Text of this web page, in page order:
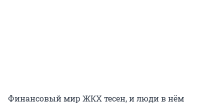
Финансовый мир ЖКХ тесен, и люди в нём